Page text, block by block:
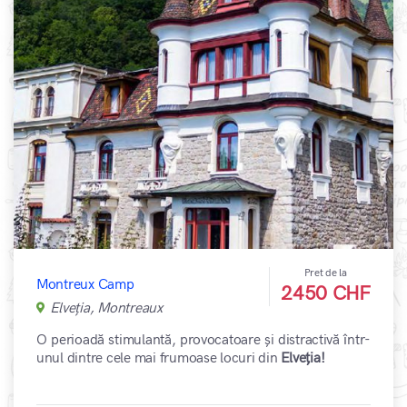
Montreux Camp
Elveția, Montreaux
Pret de la
2450 CHF
O perioadă stimulantă, provocatoare și distractivă într-
unul dintre cele mai frumoase locuri din Elveția!